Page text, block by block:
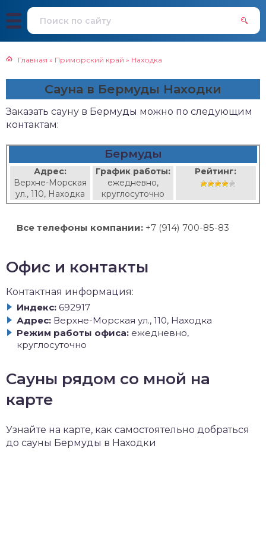
Главная » Приморский край » Находка
Сауна в Бермуды Находки
Заказать сауну в Бермуды можно по следующим
контактам:
Бермуды
Адрес:
Верхне-Морская
ул., 110, Находка
График работы:
ежедневно,
круглосуточно
Рейтинг:
Все телефоны компании: +7 (914) 700-85-83
Офис и контакты
Контактная информация:
Индекс: 692917
Адрес: Верхне-Морская ул., 110, Находка
Режим работы офиса: ежедневно,
круглосуточно
Сауны рядом со мной на
карте
Узнайте на карте, как самостоятельно добраться
до сауны Бермуды в Находки